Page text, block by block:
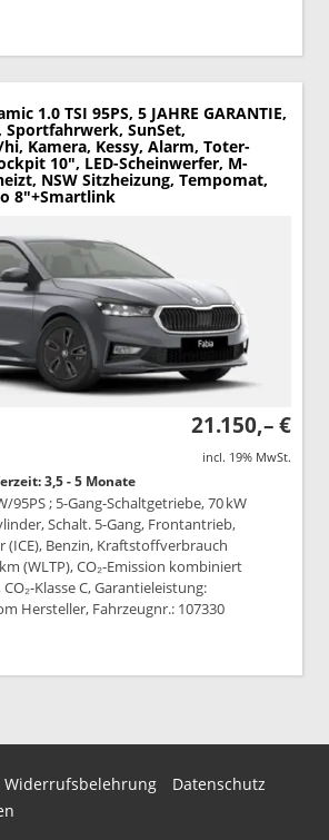
Fahrzeugexposé drucken
1.0 TSI 95PS, 5 JAHRE GARANTIE,
Sportfahrwerk, SunSet,
Kamera, Kessy, Alarm, Toter-
10", LED-Scheinwerfer, M-
NSW Sitzheizung, Tempomat,
8"+Smartlink
21.150,– €
incl. 19% MwSt.
3,5 - 5 Monate
95PS ; 5-Gang-Schaltgetriebe, 70 kW
Schalt. 5-Gang, Frontantrieb,
Benzin, Kraftstoffverbrauch
(WLTP), CO₂-Emission kombiniert
Klasse C, Garantieleistung:
Hersteller, Fahrzeugnr.: 107330
Fahrzeugexposé drucken
Widerrufsbelehrung
Datenschutz